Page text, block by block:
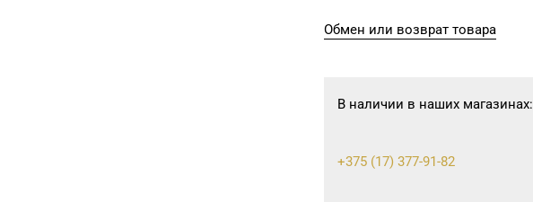
Обмен или возврат товара
В наличии в наших магазинах:
+375 (17) 377-91-82